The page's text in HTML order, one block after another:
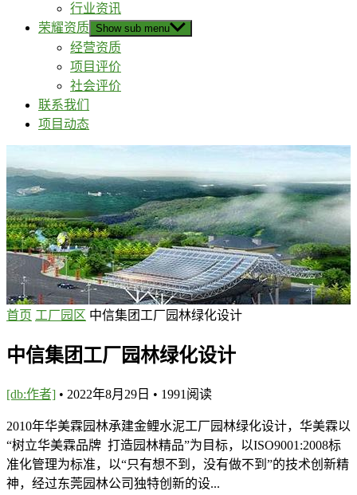
行业资讯
荣耀资质 Show sub menu
经营资质
项目评价
社会评价
联系我们
项目动态
首页 工厂园区 中信集团工厂园林绿化设计
中信集团工厂园林绿化设计
[db:作者] • 2022年8月29日 • 1991 阅读
2010年华美霖园林承建金鲤水泥工厂园林绿化设计，华美霖以
“树立华美霖品牌 打造园林精品”为目标，以ISO9001:2008标
准化管理为标准，以“只有想不到，没有做不到”的技术创新精
神，经过东莞园林公司独特创新的设...